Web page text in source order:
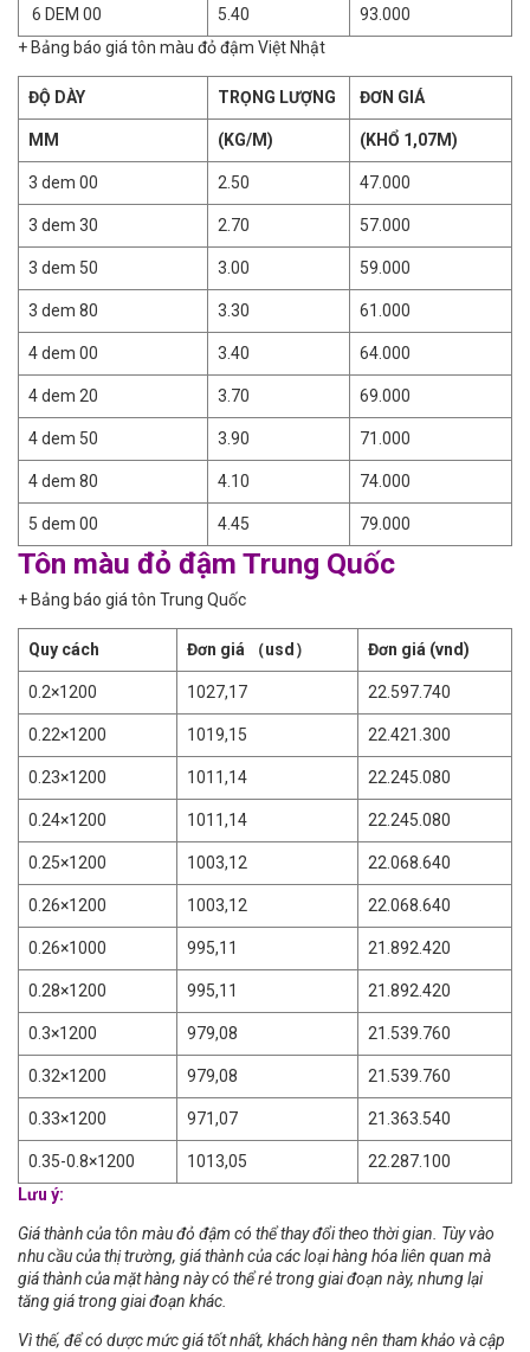
6 DEM 00 5.40
93.000
+ Bảng báo giá tôn màu đỏ đậm Việt Nhật
ĐỘ DÀY TRỌNG LƯỢNG ĐƠN GIÁ
MM (KG/M) (KHỔ 1,07M)
3 dem 00 2.50 47.000
3 dem 30 2.70 57.000
3 dem 50 3.00 59.000
3 dem 80 3.30 61.000
4 dem 00 3.40 64.000
4 dem 20 3.70 69.000
4 dem 50 3.90 71.000
4 dem 80 4.10 74.000
5 dem 00 4.45 79.000
Tôn màu đỏ đậm Trung Quốc
+ Bảng báo giá tôn Trung Quốc
Quy cách Đơn giá （usd） Đơn giá (vnd)
0.2×1200 1027,17 22.597.740
0.22×1200 1019,15 22.421.300
0.23×1200 1011,14 22.245.080
0.24×1200 1011,14 22.245.080
0.25×1200 1003,12 22.068.640
0.26×1200 1003,12 22.068.640
0.26×1000 995,11 21.892.420
0.28×1200 995,11 21.892.420
0.3×1200 979,08 21.539.760
0.32×1200 979,08 21.539.760
0.33×1200 971,07 21.363.540
0.35-0.8×1200 1013,05
22.287.100
Lưu ý:
Giá thành của tôn màu đỏ đậm có thể thay đổi theo thời gian. Tùy vào
nhu cầu của thị trường, giá thành của các loại hàng hóa liên quan mà
giá thành của mặt hàng này có thể rẻ trong giai đoạn này, nhưng lại
tăng giá trong giai đoạn khác.
Vì thế, để có dược mức giá tốt nhất, khách hàng nên tham khảo và cập